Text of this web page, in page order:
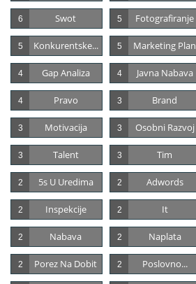
Swot
6 Fotografiranje
5
Konkurentske...
5 Marketing Plan
5
Gap Analiza
4 Javna Nabava
4
Pravo
4 Brand
3
Motivacija
3 Osobni Razvoj
3
Talent
3 Tim
3
5s U Uredima
2 Adwords
2
Inspekcije
2 It
2
Nabava
2 Naplata
2
Porez Na Dobit
2 Poslovno...
2